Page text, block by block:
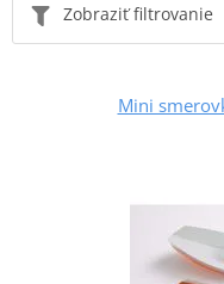
Zobraziť filtrovanie
Mini